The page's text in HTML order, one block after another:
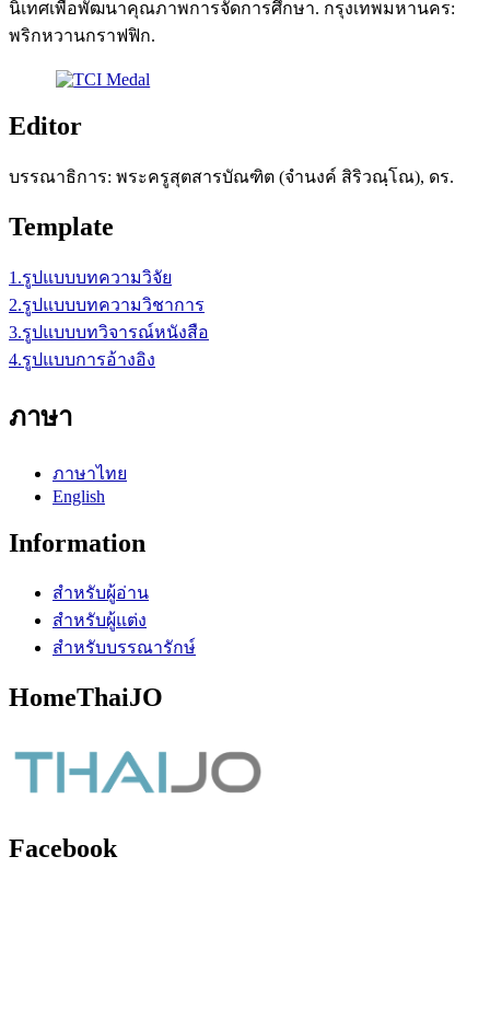
นิเทศเพื่อพัฒนาคุณภาพการจัดการศึกษา. กรุงเทพมหานคร:
พริกหวานกราฟฟิก.
Editor
บรรณาธิการ: พระครูสุตสารบัณฑิต (จำนงค์ สิริวณฺโณ), ดร.
Template
1.รูปแบบบทความวิจัย
2.รูปแบบบทความวิชาการ
3.รูปแบบบทวิจารณ์หนังสือ
4.รูปแบบการอ้างอิง
ภาษา
ภาษาไทย
English
Information
สำหรับผู้อ่าน
สำหรับผู้แต่ง
สำหรับบรรณารักษ์
HomeThaiJO
Facebook